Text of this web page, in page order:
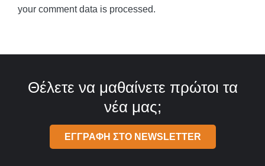
your comment data is processed.
Θέλετε να μαθαίνετε πρώτοι τα
νέα μας;
ΕΓΓΡΑΦΗ ΣΤΟ NEWSLETTER